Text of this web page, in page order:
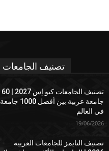
تصنيف الجامعات
تصنيف الجامعات كيو إس 2027 | 60
جامعة عربية بين أفضل 1000 جامعة
في العالم
19/06/2026
تصنيف التايمز للجامعات العربية